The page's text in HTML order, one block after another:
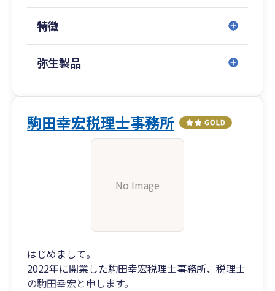
特徴
弥生製品
駒田幸宏税理士事務所
No Image
はじめまして。
2022年に開業した駒田幸宏税理士事務所、税理士
の駒田幸宏と申します。